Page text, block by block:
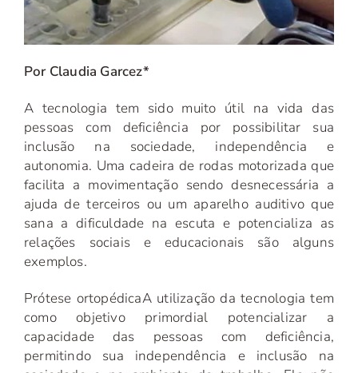
Por Claudia Garcez*
A tecnologia tem sido muito útil na vida das
pessoas com deficiência por possibilitar sua
inclusão na sociedade, independência e
autonomia. Uma cadeira de rodas motorizada que
facilita a movimentação sendo desnecessária a
ajuda de terceiros ou um aparelho auditivo que
sana a dificuldade na escuta e potencializa as
relações sociais e educacionais são alguns
exemplos.
Prótese ortopédicaA utilização da tecnologia tem
como objetivo primordial potencializar a
capacidade das pessoas com deficiência,
permitindo sua independência e inclusão na